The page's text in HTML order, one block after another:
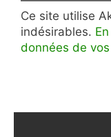
Ce site utilise
indésirables.
données de